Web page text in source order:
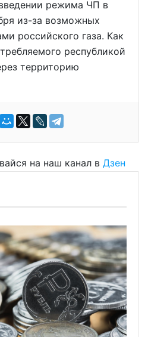
режима ЧП в
из-за возможных
российского газа. Как
республикой
территорию
на наш канал в Дзен